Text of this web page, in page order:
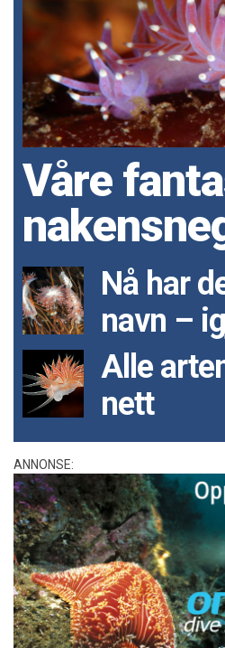
Våre
Nå har
navn –
Alle
nett
ANNONSE: